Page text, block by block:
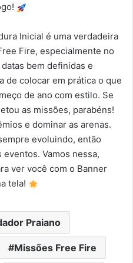
Inicial é uma verdadeira
Fire, especialmente no
datas bem definidas e
de colocar em prática o que
de ano com estilo. Se
as missões, parabéns!
e dominar as arenas.
evoluindo, então
Vamos nessa,
ver você com o Banner
tela!
Praiano
Missões Free Fire